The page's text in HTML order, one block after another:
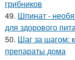
грибников
49. Шпинат -
для здорового
50. Шаг за шагом:
препараты дома